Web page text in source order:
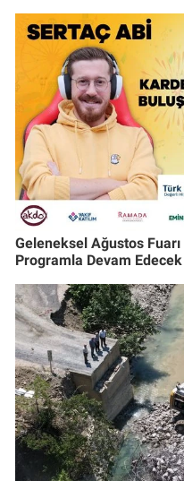
Geleneksel Ağustos
Programla Devam Edecek